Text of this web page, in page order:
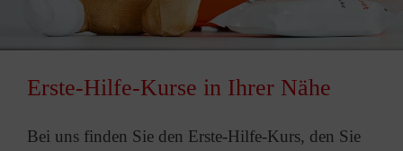
Erste-Hilfe-Kurse in Ihrer Nähe
Bei uns finden Sie den Erste-Hilfe-Kurs, den Sie